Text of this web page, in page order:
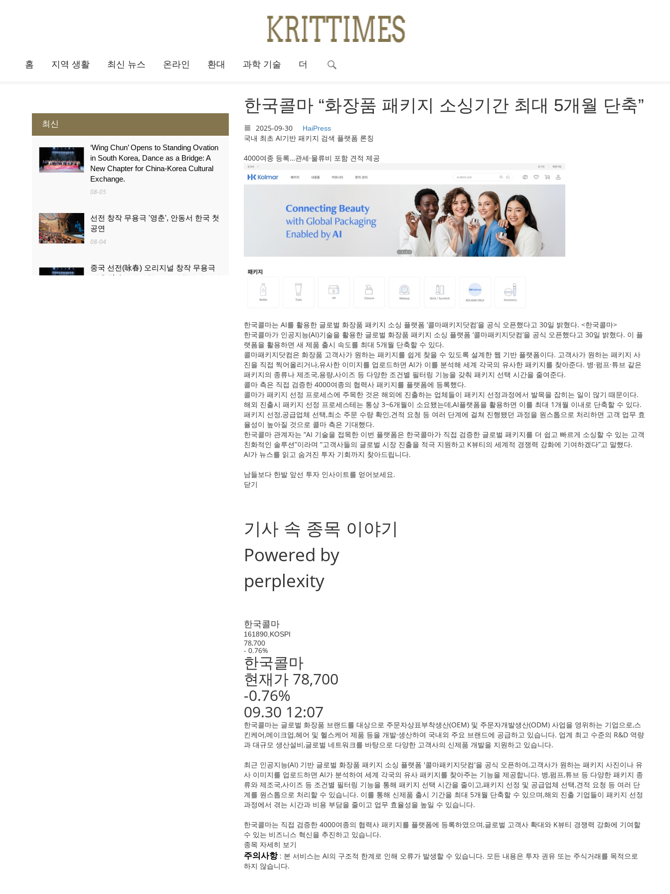
홈 지역 생활 최신 뉴스 온라인 환대 과학 기술 더
최신
‘Wing Chun’ Opens to Standing Ovation
in South Korea, Dance as a Bridge: A
New Chapter for China-Korea Cultural
Exchange.
08-05
선전 창작 무용극 '영춘', 안동서 한국 첫
공연
08-04
중국 선전(咏春) 오리지널 창작 무용극
한국콜마 “화장품 패키지 소싱기간 최대 5개월 단축”
2025-09-30 HaiPress
국내 최초 AI기반 패키지 검색 플랫폼 론칭
4000여종 등록…관세·물류비 포함 견적 제공
한국콜마는 AI를 활용한 글로벌 화장품 패키지 소싱 플랫폼 ‘콜마패키지닷컴’을 공식 오픈했다고 30일 밝혔다. <한국콜마>
한국콜마가 인공지능(AI)기술을 활용한 글로벌 화장품 패키지 소싱 플랫폼 ‘콜마패키지닷컴’을 공식 오픈했다고 30일 밝혔다. 이 플
랫폼을 활용하면 새 제품 출시 속도를 최대 5개월 단축할 수 있다.
콜마패키지닷컴은 화장품 고객사가 원하는 패키지를 쉽게 찾을 수 있도록 설계한 웹 기반 플랫폼이다. 고객사가 원하는 패키지 사
진을 직접 찍어올리거나,유사한 이미지를 업로드하면 AI가 이를 분석해 세계 각국의 유사한 패키지를 찾아준다. 병·펌프·튜브 같은
패키지의 종류나 제조국,용량,사이즈 등 다양한 조건별 필터링 기능을 갖춰 패키지 선택 시간을 줄여준다.
콜마 측은 직접 검증한 4000여종의 협력사 패키지를 플랫폼에 등록했다.
콜마가 패키지 선정 프로세스에 주목한 것은 해외에 진출하는 업체들이 패키지 선정과정에서 발목을 잡히는 일이 많기 때문이다.
해외 진출시 패키지 선정 프로세스테는 통상 3~6개월이 소요됐는데,AI플랫폼을 활용하면 이를 최대 1개월 이내로 단축할 수 있다.
패키지 선정,공급업체 선택,최소 주문 수량 확인,견적 요청 등 여러 단계에 걸쳐 진행됐던 과정을 원스톱으로 처리하면 고객 업무 효
율성이 높아질 것으로 콜마 측은 기대했다.
한국콜마 관계자는 “AI 기술을 접목한 이번 플랫폼은 한국콜마가 직접 검증한 글로벌 패키지를 더 쉽고 빠르게 소싱할 수 있는 고객
친화적인 솔루션”이라며 “고객사들의 글로벌 시장 진출을 적극 지원하고 K뷰티의 세계적 경쟁력 강화에 기여하겠다”고 말했다.
AI가 뉴스를 읽고 숨겨진 투자 기회까지 찾아드립니다.
남들보다 한발 앞선 투자 인사이트를 얻어보세요.
닫기
기사 속 종목 이야기
Powered by
perplexity
한국콜마
161890,KOSPI
78,700
- 0.76%
한국콜마
현재가 78,700
-0.76%
09.30 12:07
한국콜마는 글로벌 화장품 브랜드를 대상으로 주문자상표부착생산(OEM) 및 주문자개발생산(ODM) 사업을 영위하는 기업으로,스
킨케어,메이크업,헤어 및 헬스케어 제품 등을 개발·생산하여 국내외 주요 브랜드에 공급하고 있습니다. 업계 최고 수준의 R&D 역량
과 대규모 생산설비,글로벌 네트워크를 바탕으로 다양한 고객사의 신제품 개발을 지원하고 있습니다.
최근 인공지능(AI) 기반 글로벌 화장품 패키지 소싱 플랫폼 '콜마패키지닷컴'을 공식 오픈하여,고객사가 원하는 패키지 사진이나 유
사 이미지를 업로드하면 AI가 분석하여 세계 각국의 유사 패키지를 찾아주는 기능을 제공합니다. 병,펌프,튜브 등 다양한 패키지 종
류와 제조국,사이즈 등 조건별 필터링 기능을 통해 패키지 선택 시간을 줄이고,패키지 선정 및 공급업체 선택,견적 요청 등 여러 단
계를 원스톱으로 처리할 수 있습니다. 이를 통해 신제품 출시 기간을 최대 5개월 단축할 수 있으며,해외 진출 기업들이 패키지 선정
과정에서 겪는 시간과 비용 부담을 줄이고 업무 효율성을 높일 수 있습니다.
한국콜마는 직접 검증한 4000여종의 협력사 패키지를 플랫폼에 등록하였으며,글로벌 고객사 확대와 K뷰티 경쟁력 강화에 기여할
수 있는 비즈니스 혁신을 추진하고 있습니다.
종목 자세히 보기
주의사항: 본 서비스는 AI의 구조적 한계로 인해 오류가 발생할 수 있습니다. 모든 내용은 투자 권유 또는 주식거래를 목적으로
하지 않습니다.